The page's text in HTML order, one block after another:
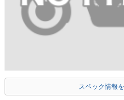
スペック情報